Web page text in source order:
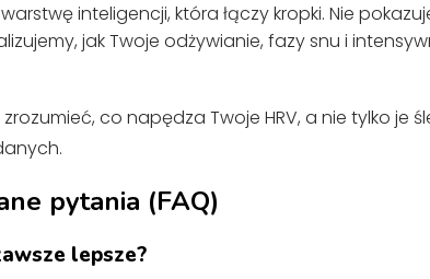
inteligencji, która łączy kropki. Nie
jak Twoje odżywianie, fazy snu i
co napędza Twoje HRV, a nie tylko je
pytania (FAQ)
lepsze?